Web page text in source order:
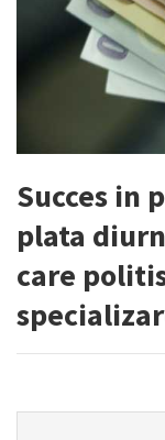
Succes in
plata
care